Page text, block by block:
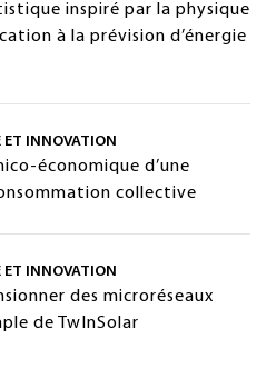
inspiré par la physique
à la prévision d’énergie
ET INNOVATION
économique d’une
collective
ET INNOVATION
des microréseaux
de TwInSolar